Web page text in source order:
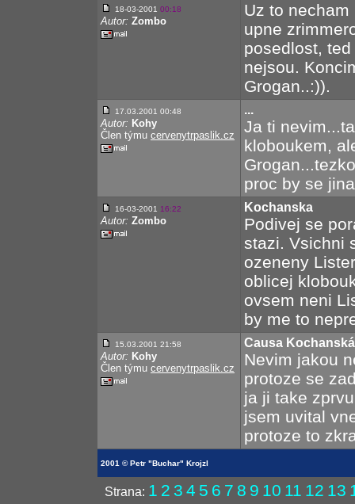
18-03-2001 00:18
Autor: Zombo
Uz to
upne
posedlost,
nejsou.
Grogan..:)).
17.03.2001 00:48
Autor: Kohy
Člen týmu cervenytrpaslik.cz
...
Ja ti
kloboukem,
proc by se
16-03-2001 16:22
Autor: Zombo
Kochanska
Podivej se
stazi. Vsichni
ozeneny
oblicej
ovsem neni
by me to
15.03.2001 21:58
Autor: Kohy
Člen týmu cervenytrpaslik.cz
Causa Kochanská
Nevim jakou
protoze se
ja ji take
jsem uvital
protoze to
2001 © Petr "Buchar" Krojzl
Strana: 1 2 3 4 5 6 7 8 9 10 11 12 13